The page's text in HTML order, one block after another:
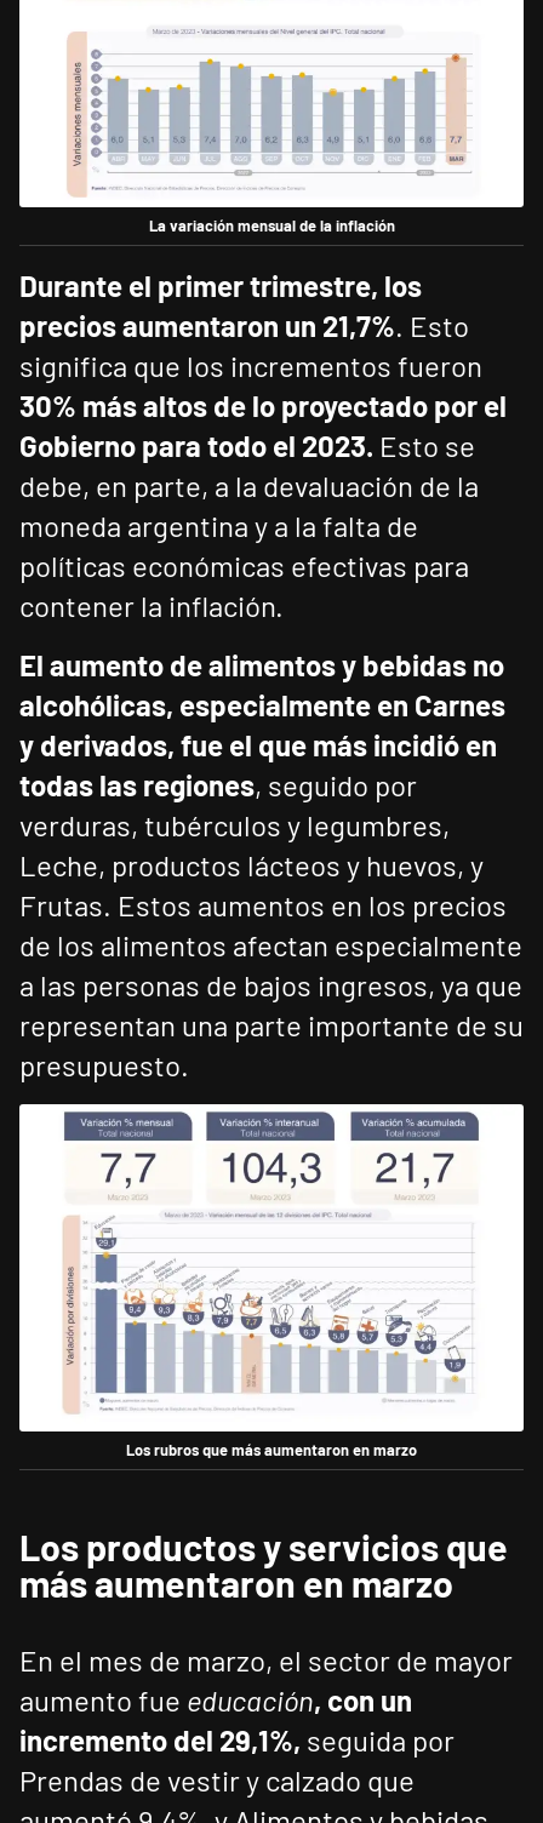
La variación mensual de la inflación
Durante el primer trimestre, los
precios aumentaron un 21,7%. Esto
significa que los incrementos fueron
30% más altos de lo proyectado por el
Gobierno para todo el 2023. Esto se
debe, en parte, a la devaluación de la
moneda argentina y a la falta de
políticas económicas efectivas para
contener la inflación.
El aumento de alimentos y bebidas no
alcohólicas, especialmente en Carnes
y derivados, fue el que más incidió en
todas las regiones, seguido por
verduras, tubérculos y legumbres,
Leche, productos lácteos y huevos, y
Frutas. Estos aumentos en los precios
de los alimentos afectan especialmente
a las personas de bajos ingresos, ya que
representan una parte importante de su
presupuesto.
Los rubros que más aumentaron en marzo
Los productos y servicios que
más aumentaron en marzo
En el mes de marzo, el sector de mayor
aumento fue educación, con un
incremento del 29,1%, seguida por
Prendas de vestir y calzado que